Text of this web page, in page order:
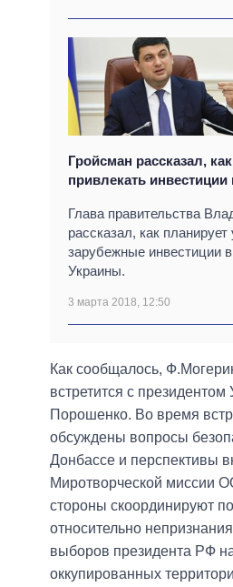
Гройсман рассказал,
привлекать инвестиции
Глава правительства
рассказал, как планирует
зарубежные инвестиции
Украины.
3 марта 2018, 12:50
Как сообщалось,
встретится с
Порошенко. Во время
обсуждены вопросы
Донбассе и перспективы
Миротворческой миссии
стороны скоординируют
относительно
выборов президента РФ
оккупированных